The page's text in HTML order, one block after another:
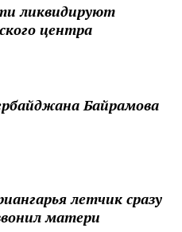
ликвидируют
центра
Байрамова
летчик сразу
матери